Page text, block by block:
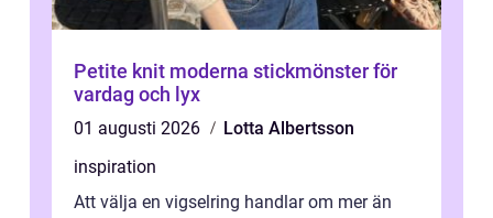
Petite knit moderna stickmönster för
vardag och lyx
01 augusti 2026
Lotta Albertsson
inspiration
Att välja en vigselring handlar om mer än